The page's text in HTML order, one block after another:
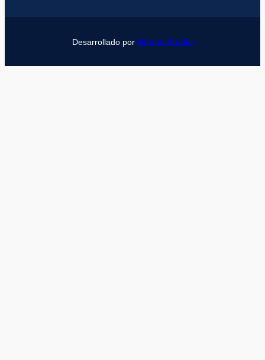
Desarrollado por Girona Studio